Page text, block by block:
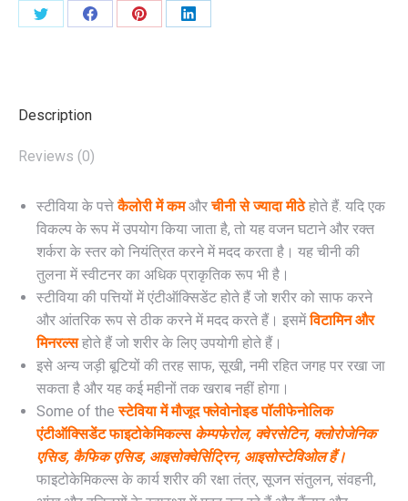
शेयर
शेयर
शेयर
शेयर
Description
Reviews (0)
स्टीविया के पत्तेकैलोरी में कमऔरचीनी से ज्यादा मीठेहोते हैं. यदि एक
विकल्प के रूप में उपयोग किया जाता है, तो यह वजन घटाने और रक्त
शर्करा के स्तर को नियंत्रित करने में मदद करता है। यह चीनी की
तुलना में स्वीटनर का अधिक प्राकृतिक रूप भी है।
स्टीविया की पत्तियों में एंटीऑक्सिडेंट होते हैं जो शरीर को साफ करने
और आंतरिक रूप से ठीक करने में मदद करते हैं। इसमेंविटामिन और
मिनरल्सहोते हैं जो शरीर के लिए उपयोगी होते हैं।
इसे अन्य जड़ी बूटियों की तरह साफ, सूखी, नमी रहित जगह पर रखा जा
सकता है और यह कई महीनों तक खराब नहीं होगा।
Some of theस्टेविया में मौजूद फ्लेवोनोइड पॉलीफेनोलिक
एंटीऑक्सिडेंट फाइटोकेमिकल्स केम्पफेरोल, क्वेरसेटिन, क्लोरोजेनिक
एसिड, कैफिक एसिड, आइसोक्वेर्सिट्रिन, आइसोस्टेविओल हैं।
फाइटोकेमिकल्स के कार्य शरीर की रक्षा तंत्र, सूजन संतुलन, संवहनी,